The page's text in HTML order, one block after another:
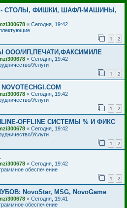
- СТОЛЫ, ФИШКИ, ШАФЛ-МАШИНЫ,
« Сегодня, 19:42
1 2
ООО/ИП,ПЕЧАТИ,ФАКСИМИЛЕ
« Сегодня, 19:42
Услуги
1 2
« Сегодня, 19:42
Услуги
1 2
OFFLINE СИСТЕМЫ % И ФИКС
« Сегодня, 19:42
Услуги
1 2
« Сегодня, 19:42
обеспечение
1 2
NovoStar, MSG, NovoGame
« Сегодня, 19:41
обеспечение